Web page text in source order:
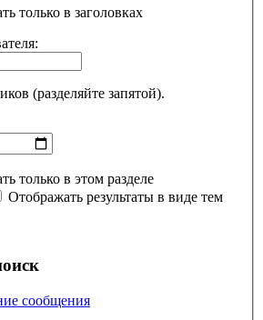
только в заголовках
(разделяйте запятой).
только в этом разделе
Отображать результаты в виде тем
сообщения